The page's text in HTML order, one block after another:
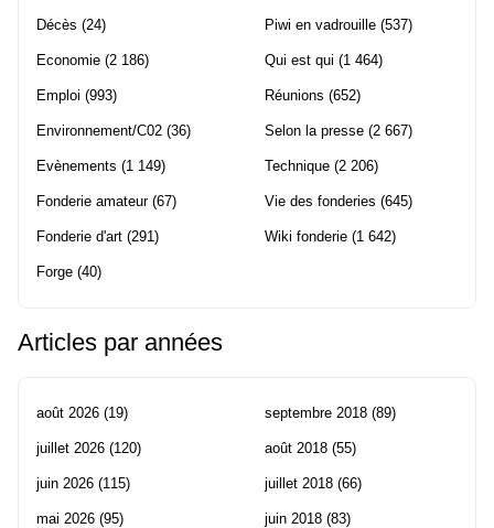
Décès (24)
Economie (2 186)
Emploi (993)
Environnement/C02 (36)
Evènements (1 149)
Fonderie amateur(67)
Fonderie d'art (291)
Forge (40)
Piwi en vadrouille (537)
Qui est qui (1 464)
Réunions (652)
Selon la presse (2 667)
Technique (2 206)
Vie des fonderies (645)
Wiki fonderie (1 642)
Articles par années
août 2026 (19)
juillet 2026 (120)
juin 2026 (115)
mai 2026 (95)
septembre 2018 (89)
août 2018 (55)
juillet 2018 (66)
juin 2018 (83)